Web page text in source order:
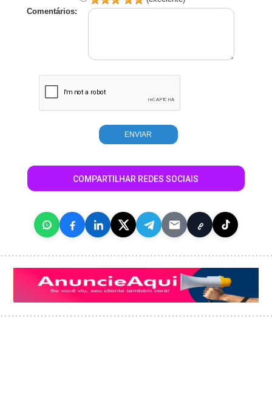
Comentários:
COMPARTILHAR REDES SOCIAIS